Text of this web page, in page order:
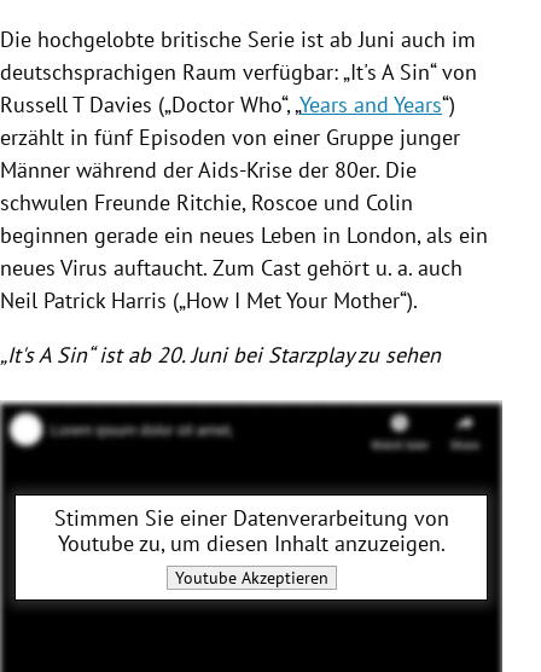
Die hochgelobte britische Serie ist ab Juni auch im
deutschsprachigen Raum verfügbar: „It's A Sin“ von
Russell T Davies („Doctor Who“, „Years and Years“)
erzählt in fünf Episoden von einer Gruppe junger
Männer während der Aids-Krise der 80er. Die
schwulen Freunde Ritchie, Roscoe und Colin
beginnen gerade ein neues Leben in London, als ein
neues Virus auftaucht. Zum Cast gehört u. a. auch
Neil Patrick Harris („How I Met Your Mother“).
„It's A Sin“ ist ab 20. Juni bei Starzplay zu sehen
Stimmen Sie einer Datenverarbeitung von
Youtubezu, um diesen Inhalt anzuzeigen.
YoutubeAkzeptieren